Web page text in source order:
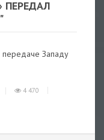
ПЕРЕДАЛ
передаче Западу
4 470